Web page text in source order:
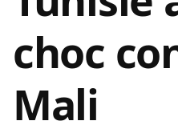
choc
Mali